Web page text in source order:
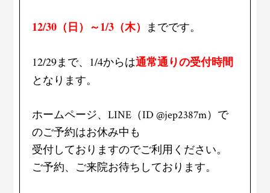
12/30（日）～1/3（木） までです。
12/29まで、1/4からは通常通りの受付時間
となります。
ホームページ、LINE（ID @jep2387m）で
のご予約はお休み中も
受付しておりますのでご利用ください。
ご予約、ご来院お待ちしております。